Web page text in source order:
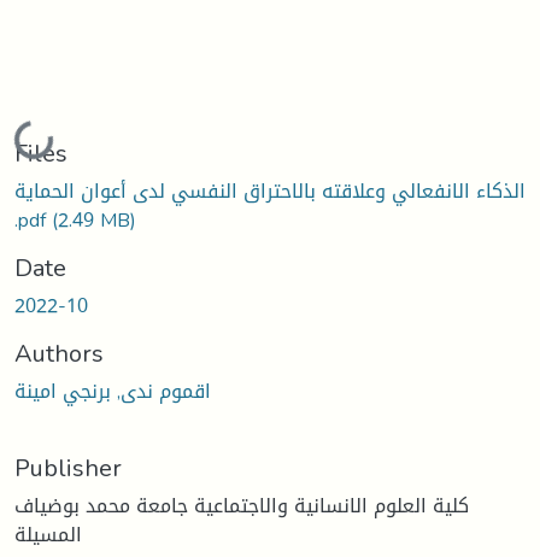
Loading...
Files
الذكاء الانفعالي وعلاقته بالاحتراق النفسي لدى أعوان الحماية
.pdf(2.49 MB)
Date
2022-10
Authors
اقموم ندى, برنجي امينة
Publisher
كلية العلوم الانسانية والاجتماعية جامعة محمد بوضياف
المسيلة